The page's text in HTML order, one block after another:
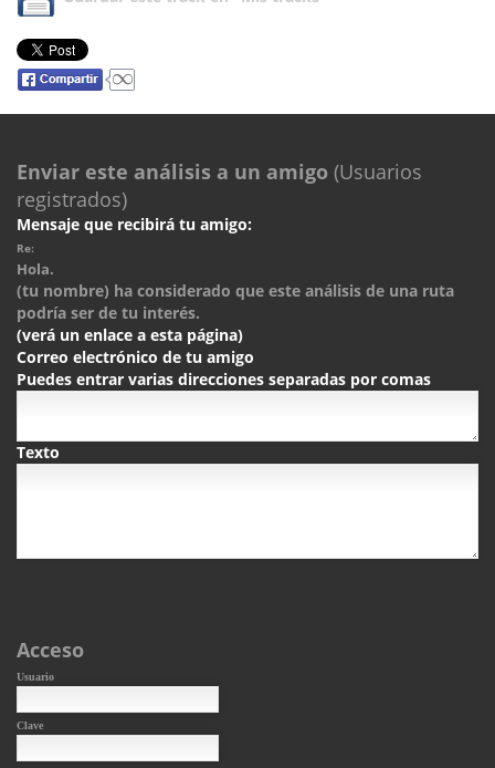
Enviar este análisis a un amigo (Usuarios
registrados)
Mensaje que recibirá tu amigo:
Re:
Hola.
(tu nombre) ha considerado que este análisis de una ruta
podría ser de tu interés.
(verá un enlace a esta página)
Correo electrónico de tu amigo
Puedes entrar varias direcciones separadas por comas
Texto
Acceso
Usuario
Clave